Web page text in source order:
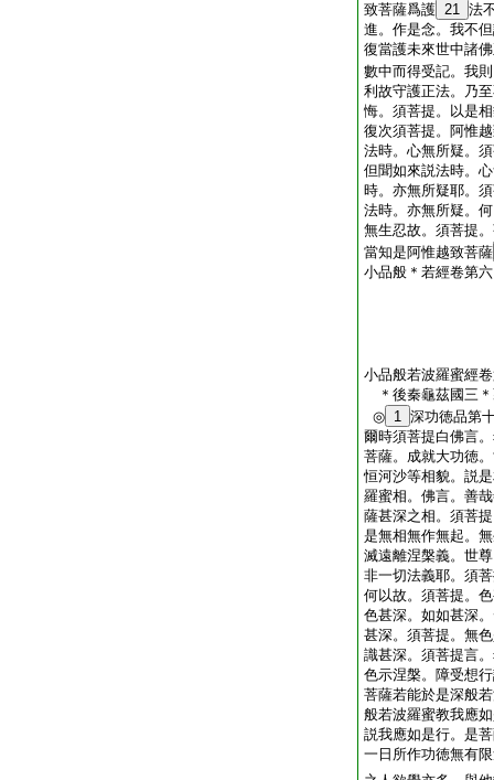
致菩薩爲護 21 法
進。作是念。我不
復當護未來世中諸
數中而得受記。我
利故守護正法。乃
悔。須菩提。以是
復次須菩提。阿惟
法時。心無所疑。
但聞如來説法時。
時。亦無所疑耶。
法時。亦無所疑。
無生忍故。須菩提
當知是阿惟越致菩薩
小品般＊若經卷第六
小品般若波羅蜜經
＊後秦龜茲國三
◎ 1 深功徳品第
爾時須菩提白佛言
菩薩。成就大功徳
恒河沙等相貌。説
羅蜜相。佛言。善
薩甚深之相。須菩
是無相無作無起。
滅遠離涅槃義。世
非一切法義耶。須
何以故。須菩提。
色甚深。如如甚深
甚深。須菩提。無
識甚深。須菩提言
色示涅槃。障受想
菩薩若能於是深般
般若波羅蜜教我應
説我應如是行。是
一日所作功徳無有